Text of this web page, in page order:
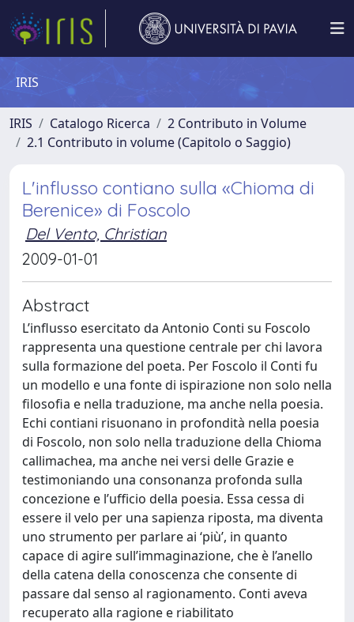
IRIS
IRIS Catalogo Ricerca
2 Contributo in Volume
2.1 Contributo in volume (Capitolo o Saggio)
L'influsso contiano sulla «Chioma di
Berenice» di Foscolo
Del Vento, Christian
2009-01-01
Abstract
L’influsso esercitato da Antonio Conti su Foscolo
rappresenta una questione centrale per chi lavora
sulla formazione del poeta. Per Foscolo il Conti fu
un modello e una fonte di ispirazione non solo nella
filosofia e nella traduzione, ma anche nella poesia.
Echi contiani risuonano in profondità nella poesia
di Foscolo, non solo nella traduzione della Chioma
callimachea, ma anche nei versi delle Grazie e
testimoniando una consonanza profonda sulla
concezione e l’ufficio della poesia. Essa cessa di
essere il velo per una sapienza riposta, ma diventa
uno strumento per parlare ai ‘più’, in quanto
capace di agire sull’immaginazione, che è l’anello
della catena della conoscenza che consente di
passare dal senso al ragionamento. Conti aveva
recuperato alla ragione e riabilitato